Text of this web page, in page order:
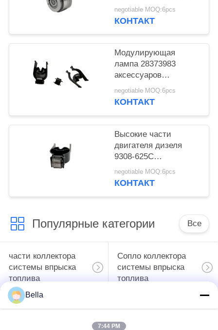
топлива
модулирующей
negotiable MOQ:6pcs
КОНТАКТ
Модулирующая
лампа 28373983
аксессуаров
инжектора коллектора
системы впрыска
negotiable MOQ:6pcs
КОНТАКТ
Высокие части
двигателя дизеля
9308-625C
модулирующей
лампы инжектора
negotiable MOQ:6pcs
КОНТАКТ
Популярные категории Все
части коллектора
системы впрыска
топлива
Сопло коллектора
системы впрыска
топлива
Модулирующая
коллектора системы
Bella
7:44 PM